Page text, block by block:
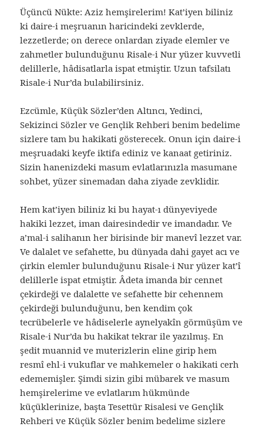
Üçüncü Nükte: Aziz hemşirelerim! Kat’iyen biliniz
ki daire-i meşruanın haricindeki zevklerde,
lezzetlerde; on derece onlardan ziyade elemler ve
zahmetler bulunduğunu Risale-i Nur yüzer kuvvetli
delillerle, hâdisatlarla ispat etmiştir. Uzun tafsilatı
Risale-i Nur’da bulabilirsiniz.
Ezcümle, Küçük Sözler’den Altıncı, Yedinci,
Sekizinci Sözler ve Gençlik Rehberi benim bedelime
sizlere tam bu hakikati gösterecek. Onun için daire-i
meşruadaki keyfe iktifa ediniz ve kanaat getiriniz.
Sizin hanenizdeki masum evlatlarınızla masumane
sohbet, yüzer sinemadan daha ziyade zevklidir.
Hem kat’iyen biliniz ki bu hayat-ı dünyeviyede
hakiki lezzet, iman dairesindedir ve imandadır. Ve
a’mal-i salihanın her birisinde bir manevî lezzet var.
Ve dalalet ve sefahette, bu dünyada dahi gayet acı ve
çirkin elemler bulunduğunu Risale-i Nur yüzer kat’î
delillerle ispat etmiştir. Âdeta imanda bir cennet
çekirdeği ve dalalette ve sefahette bir cehennem
çekirdeği bulunduğunu, ben kendim çok
tecrübelerle ve hâdiselerle aynelyakîn görmüşüm ve
Risale-i Nur’da bu hakikat tekrar ile yazılmış. En
şedit muannid ve muterizlerin eline girip hem
resmî ehl-i vukuflar ve mahkemeler o hakikati cerh
edememişler. Şimdi sizin gibi mübarek ve masum
hemşirelerime ve evlatlarım hükmünde
küçüklerinize, başta Tesettür Risalesi ve Gençlik
Rehberi ve Küçük Sözler benim bedelime sizlere